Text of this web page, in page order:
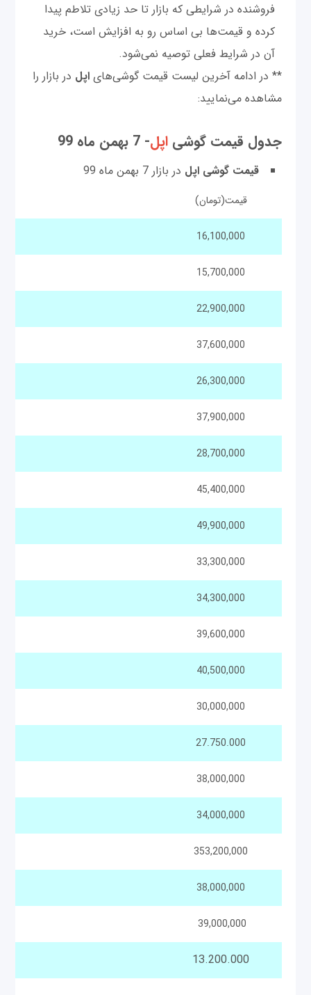
فروشنده در شرایطی که بازار تا حد زیادی تلاطم پیدا
کرده و قیمت‌ها بی اساس رو به افزایش است، خرید
آن در شرایط فعلی توصیه نمی‌شود.
** در ادامه آخرین لیست قیمت گوشی‌هایاپل در بازار را
مشاهده می‌نمایید:
جدول قیمت گوشی اپل- 7 بهمن ماه 99
قیمت گوشی اپل در بازار 7 بهمن ماه 99
قیمت(تومان)
16,100,000
15,700,000
22,900,000
37,600,000
26,300,000
37,900,000
28,700,000
45,400,000
49,900,000
33,300,000
34,300,000
39,600,000
40,500,000
30,000,000
27.750.000
38,000,000
34,000,000
353,200,000
38,000,000
39,000,000
13.200.000